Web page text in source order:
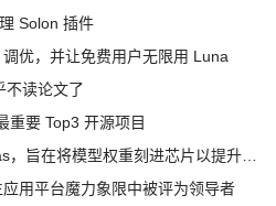
Solon 插件
优，并让免费用户无限用 Luna
不读论文了
重要 Top3 开源项目
用平台魔力象限中被评为领导者